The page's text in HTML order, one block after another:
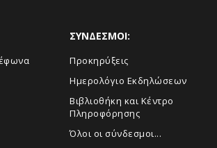
ΣΥΝΔΕΣΜΟΙ:
Προκηρύξεις
Ημερολόγιο Εκδηλώσεων
Βιβλιοθήκη και Κέντρο
Πληροφόρησης
Όλοι οι σύνδεσμοι...